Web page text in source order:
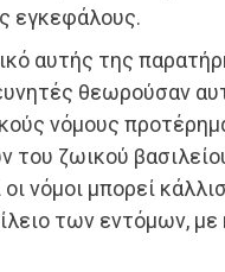
εγκεφάλους.
αυτής της
θεωρούσαν
νόμους
του ζωικού
νόμοι μπορεί
των εντόμων, με